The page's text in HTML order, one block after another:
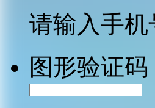
请输入手
图形验证码